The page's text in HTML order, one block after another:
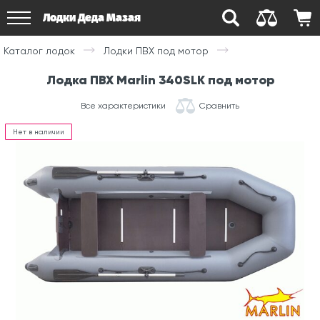
Лодки Деда Мазая
Каталог лодок Лодки ПВХ под мотор
Лодка ПВХ Marlin 340SLK под мотор
Все характеристики Сравнить
Нет в наличии